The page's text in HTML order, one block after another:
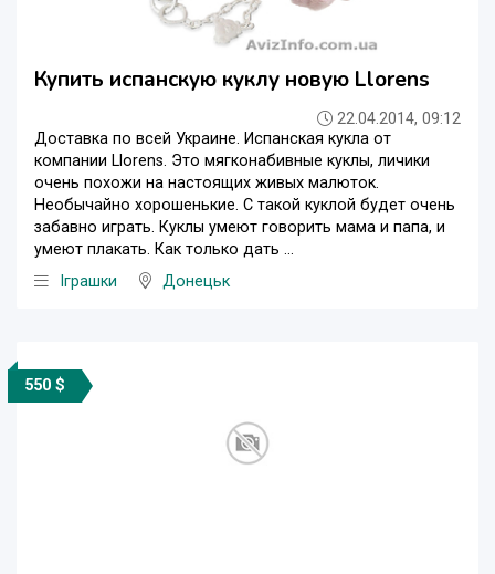
Купить испанскую куклу новую Llorens
22.04.2014, 09:12
Доставка по всей Украине. Испанская кукла от
компании Llorens. Это мягконабивные куклы, личики
очень похожи на настоящих живых малюток.
Необычайно хорошенькие. С такой куклой будет очень
забавно играть. Куклы умеют говорить мама и папа, и
умеют плакать. Как только дать ...
Iграшки
Донецьк
550 $